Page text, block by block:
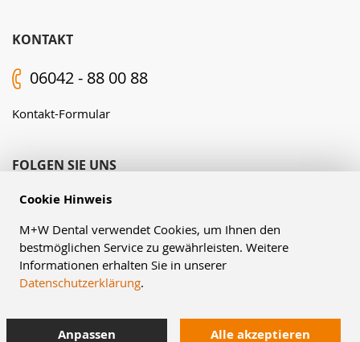
Cookie Hinweis
M+W Dental verwendet Cookies, um Ihnen den
bestmöglichen Service zu gewährleisten. Weitere
Informationen erhalten Sie in unserer
Datenschutzerklärung.
Anpassen Alle akzeptieren
KONTAKT
06042 - 88 00 88
Kontakt-Formular
FOLGEN SIE UNS